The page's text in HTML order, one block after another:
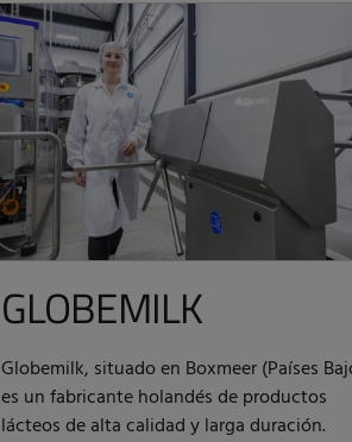
GLOBEMILK
Globemilk, situado en Boxmeer (Países
es un fabricante holandés de productos
lácteos de alta calidad y larga duración.